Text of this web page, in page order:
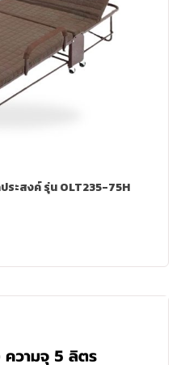
ะสงค์ รุ่น OLT235-75H